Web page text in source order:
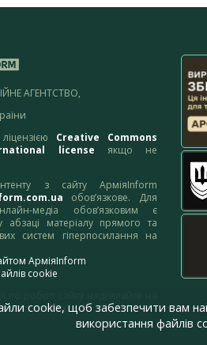
АГЕНТСТВО,
Creative Commons
license якщо не
з сайту АрміяInform
обов’язкове. Для
медіа обов’язковим є
матеріалу прямого та
систем гіперпосилання на
АрміяInform
cookie
cookie, щоб забезпечити вам
використання файлів